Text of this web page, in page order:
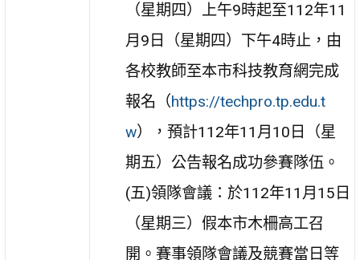
（星期四）上午9時起至112年11
月9日（星期四）下午4時止，由
各校教師至本市科技教育網完成
報名（https://techpro.tp.edu.t
w），預計112年11月10日（星
期五）公告報名成功參賽隊伍。
(五)領隊會議：於112年11月15日
（星期三）假本市木柵高工召
開。賽事領隊會議及競賽當日等